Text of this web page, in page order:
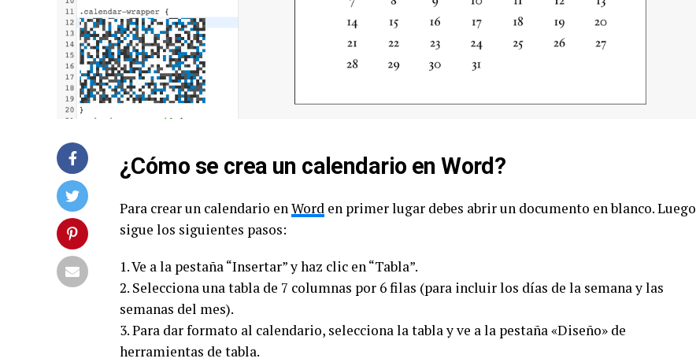
¿Cómo se crea un calendario en Word?
Para crear un calendario enWord en primer lugar debes abrir un documento en blanco. Luego
sigue los siguientes pasos:
1. Ve a la pestaña “Insertar” y haz clic en “Tabla”.
2. Selecciona una tabla de 7 columnas por 6 filas (para incluir los días de la semana y las
semanas del mes).
3. Para dar formato al calendario, selecciona la tabla y ve a la pestaña «Diseño» de
herramientas de tabla.